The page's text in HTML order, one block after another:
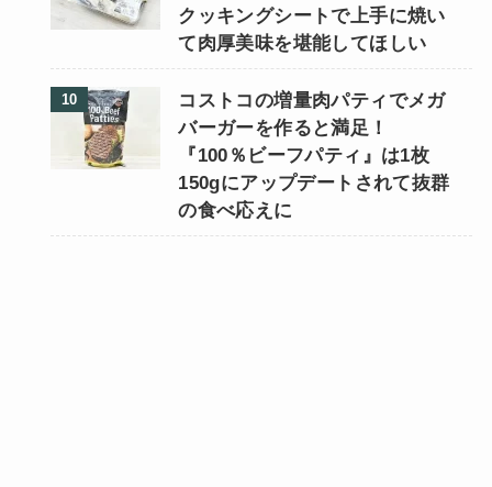
クッキングシートで上手に焼い
て肉厚美味を堪能してほしい
コストコの増量肉パティでメガ
バーガーを作ると満足！
『100％ビーフパティ』は1枚
150gにアップデートされて抜群
の食べ応えに